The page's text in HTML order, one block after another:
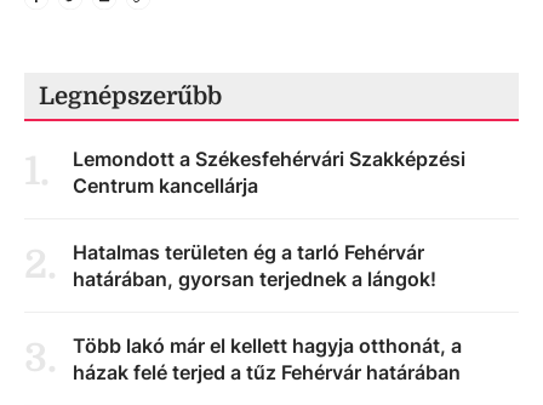
Legnépszerűbb
1.
Lemondott a Székesfehérvári Szakképzési
Centrum kancellárja
2.
Hatalmas területen ég a tarló Fehérvár
határában, gyorsan terjednek a lángok!
3.
Több lakó már el kellett hagyja otthonát, a
házak felé terjed a tűz Fehérvár határában